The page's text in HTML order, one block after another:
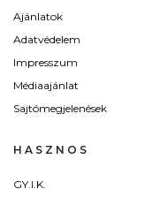
Ajánlatok
Adatvédelem
Impresszum
Médiaajánlat
Sajtómegjelenések
HASZNOS
GY.I.K.